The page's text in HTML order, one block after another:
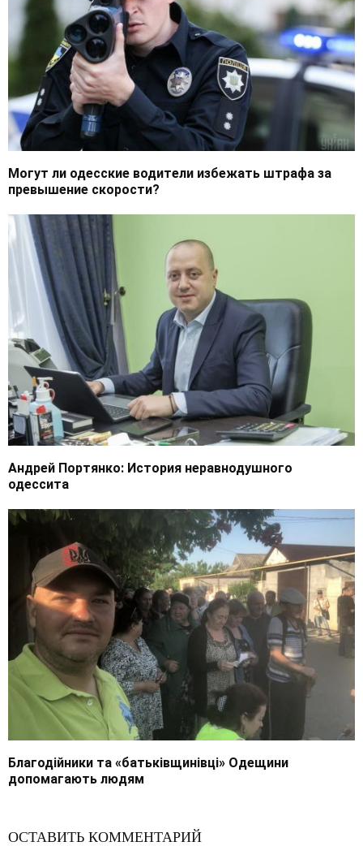
Могут ли одесские водители избежать штрафа за
превышение скорости?
Андрей Портянко: История неравнодушного
одессита
Благодійники та «батьківщинівці» Одещини
допомагають людям
ОСТАВИТЬ КОММЕНТАРИЙ